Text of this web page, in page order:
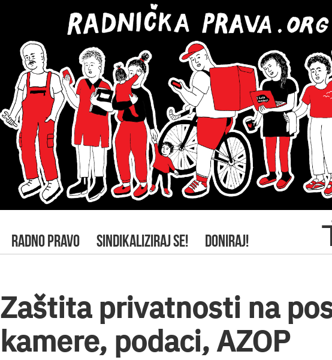
RADNO PRAVO SINDIKALIZIRAJ SE! DONIRAJ!
Zaštita privatnosti na
kamere, podaci, AZOP